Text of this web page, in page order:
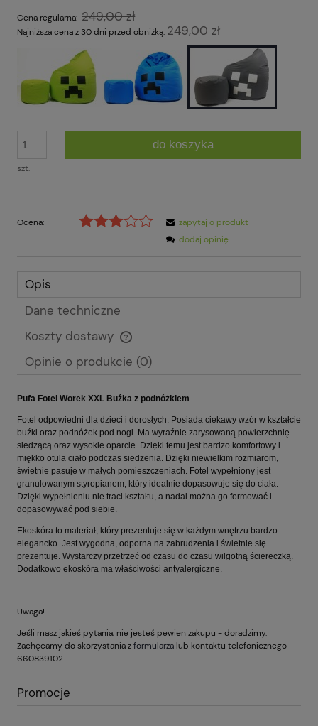
Cena regularna: 249,00 zł
Najniższa cena z 30 dni przed obniżką:249,00 zł
szt.
do koszyka
Ocena:
zapytaj o produkt
dodaj opinię
Opis
Dane techniczne
Koszty dostawy
Cena nie zawiera ewentualnych kosztów płatności
Opinie o produkcie (0)
Pufa Fotel Worek XXL Buźka z podnóżkiem
Fotel odpowiedni dla dzieci i dorosłych. Posiada ciekawy wzór w kształcie
buźki oraz podnóżek pod nogi. Ma wyraźnie zarysowaną powierzchnię
siedzącą oraz wysokie oparcie. Dzięki temu jest bardzo komfortowy i
miękko otula ciało podczas siedzenia. Dzięki niewielkim rozmiarom,
świetnie pasuje w małych pomieszczeniach. Fotel wypełniony jest
granulowanym styropianem, który idealnie dopasowuje się do ciała.
Dzięki wypełnieniu nie traci kształtu, a nadal można go formować i
dopasowywać pod siebie.
Ekoskóra to materiał, który prezentuje się w każdym wnętrzu bardzo
elegancko. Jest wygodna, odporna na zabrudzenia i świetnie się
prezentuje. Wystarczy przetrzeć od czasu do czasu wilgotną ściereczką.
Dodatkowo ekoskóra ma właściwości antyalergiczne.
Uwaga!
Jeśli masz jakieś pytania, nie jesteś pewien zakupu - doradzimy.
Zachęcamy do skorzystania zformularza lub kontaktu telefonicznego
660839102.
Promocje